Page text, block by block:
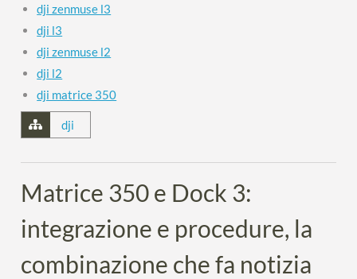
dji zenmuse l3
dji l3
dji zenmuse l2
dji l2
dji matrice 350
dji
Matrice 350 e Dock 3:
integrazione e procedure, la
combinazione che fa notizia